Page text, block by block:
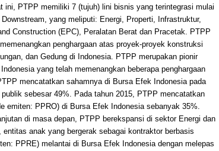
ini, PTPP memiliki 7 (tujuh) lini bisnis yang terintegrasi mulai
yang meliputi: Energi, Properti, Infrastruktur,
Construction (EPC), Peralatan Berat dan Pracetak. PTPP
penghargaan atas proyek-proyek konstruksi
dan Gedung di Indonesia. PTPP merupakan pionir
yang telah memenangkan beberapa penghargaan
mencatatkan sahamnya di Bursa Efek Indonesia pada
sebesar 49%. Pada tahun 2015, PTPP mencatatkan
emiten: PPRO) di Bursa Efek Indonesia sebanyak 35%.
di masa depan, PTPP berekspansi di sektor Energi dan
anak yang bergerak sebagai kontraktor berbasis
PPRE) melantai di Bursa Efek Indonesia dengan melepas